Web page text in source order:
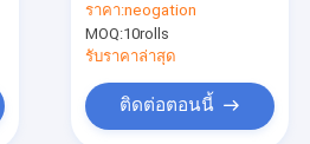
อุตสาหกรรม
ราคา:neogation
MOQ:10rolls
รับราคาล่าสุด
ติดต่อตอนนี้